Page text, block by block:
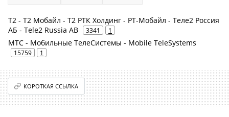
Т2 - Т2 Мобайл - Т2 РТК Холдинг - РТ-Мобайл - Теле2 Россия
АБ - Tele2 Russia AB
3341 1
МТС - Мобильные ТелеСистемы - Mobile TeleSystems
15759 1
КОРОТКАЯ ССЫЛКА